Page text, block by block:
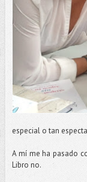
especial o tan
A mí me ha pasado
Libro no.